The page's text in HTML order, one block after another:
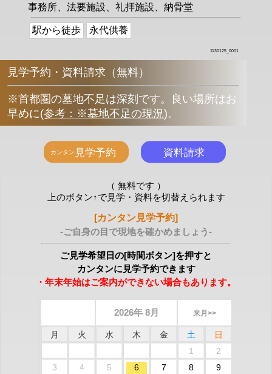
事務所、法要施設、礼拝施設、納骨堂
駅から徒歩 永代供養
1130125_0001
見学予約・資料請求（無料）
※首都圏の墓地不足は深刻です。良い場所はお
早めに(参考：※墓地不足の現況)。
（ 無料です ）
上のボタン↑で見学・資料を切替えられます
[カンタン見学予約]
-ご自身の目で現地を確かめましょう-
ご見学希望日の[時間ボタン]を押すと
カンタンに見学予約できます
・年末年始はご案内ができない場合もあります。
2026年 8月 来月>>
月 火 水 木 金 土
日
1
2
3
4 5 6 7 8 9